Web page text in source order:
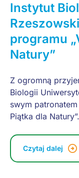
Instytut
programu
Natury”
Z ogromną
Biologii
swym
Piątka dla
Czytaj dalej